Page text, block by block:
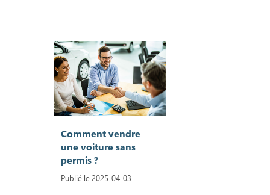
Comment vendre
une voiture sans
permis ?
Publié le 2025-04-03